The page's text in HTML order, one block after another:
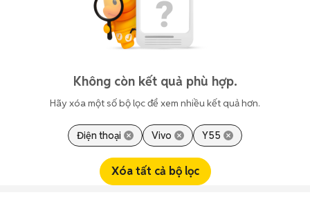
Không còn kết quả phù hợp.
Hãy xóa một số bộ lọc để xem nhiều kết quả hơn.
Điện thoại Vivo Y55
Xóa tất cả bộ lọc